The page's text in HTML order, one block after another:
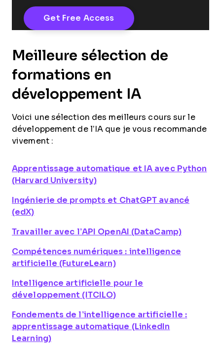
Meilleure sélection de
formations en
développement IA
Voici une sélection des meilleurs cours sur le
développement de l’IA que je vous recommande
vivement :
Apprentissage automatique et IA avec Python
(Harvard University)
Ingénierie de prompts et ChatGPT avancé
(edX)
Travailler avec l’API OpenAI (DataCamp)
Compétences numériques : intelligence
artificielle (FutureLearn)
Intelligence artificielle pour le
développement (ITCILO)
Fondements de l’intelligence artificielle :
apprentissage automatique (LinkedIn
Learning)